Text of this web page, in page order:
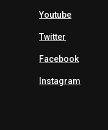
Youtube
Twitter
Facebook
Instagram